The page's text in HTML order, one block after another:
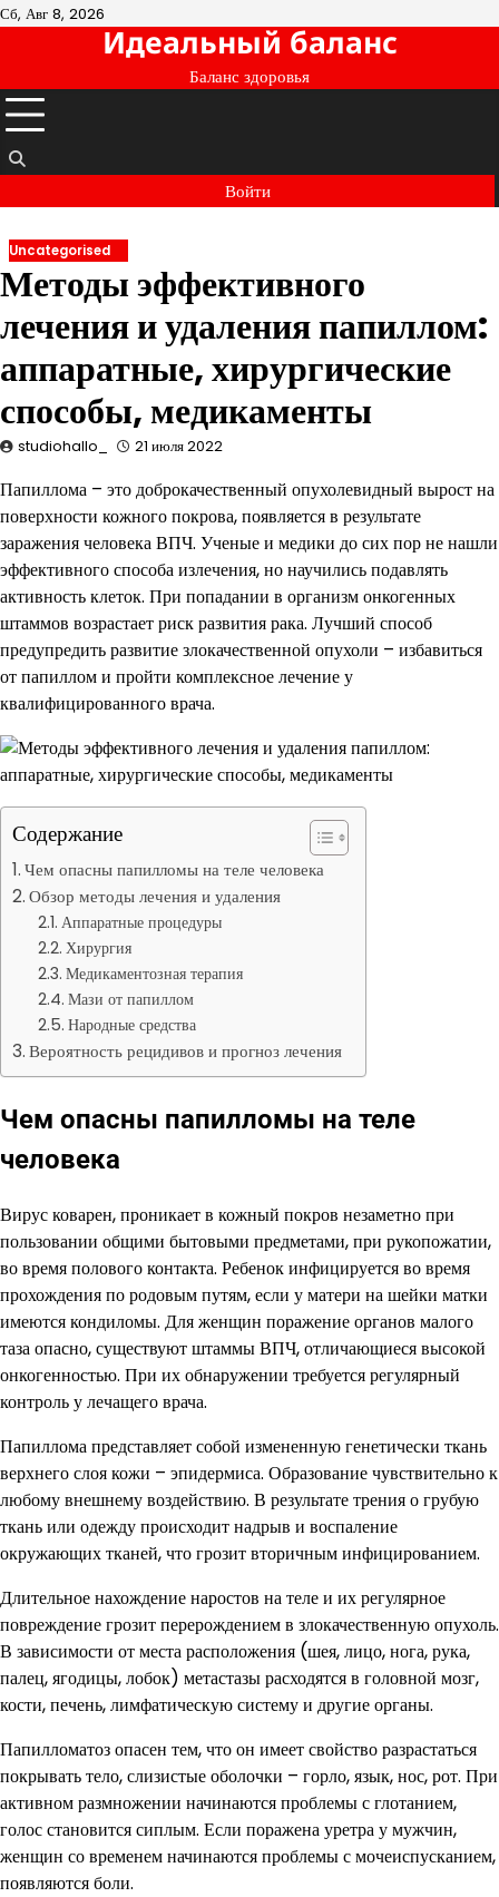
Перейти
Сб, Авг 8, 2026
Идеальный баланс
Баланс здоровья
Войти
Uncategorised
Методы эффективного
лечения и удаления папиллом:
аппаратные, хирургические
способы, медикаменты
studiohallo_ 21 июля 2022
Папиллома – это доброкачественный опухолевидный вырост на
поверхности кожного покрова, появляется в результате
заражения человека ВПЧ. Ученые и медики до сих пор не нашли
эффективного способа излечения, но научились подавлять
активность клеток. При попадании в организм онкогенных
штаммов возрастает риск развития рака. Лучший способ
предупредить развитие злокачественной опухоли – избавиться
от папиллом и пройти комплексное лечение у
квалифицированного врача.
Содержание
Чем опасны папилломы на теле человека
Обзор методы лечения и удаления
Аппаратные процедуры
Хирургия
Медикаментозная терапия
Мази от папиллом
Народные средства
Вероятность рецидивов и прогноз лечения
Чем опасны папилломы на теле
человека
Вирус коварен, проникает в кожный покров незаметно при
пользовании общими бытовыми предметами, при рукопожатии,
во время полового контакта. Ребенок инфицируется во время
прохождения по родовым путям, если у матери на шейки матки
имеются кондиломы. Для женщин поражение органов малого
таза опасно, существуют штаммы ВПЧ, отличающиеся высокой
онкогенностью. При их обнаружении требуется регулярный
контроль у лечащего врача.
Папиллома представляет собой измененную генетически ткань
верхнего слоя кожи – эпидермиса. Образование чувствительно к
любому внешнему воздействию. В результате трения о грубую
ткань или одежду происходит надрыв и воспаление
окружающих тканей, что грозит вторичным инфицированием.
Длительное нахождение наростов на теле и их регулярное
повреждение грозит перерождением в злокачественную опухоль.
В зависимости от места расположения (шея, лицо, нога, рука,
палец, ягодицы, лобок) метастазы расходятся в головной мозг,
кости, печень, лимфатическую систему и другие органы.
Папилломатоз опасен тем, что он имеет свойство разрастаться
покрывать тело, слизистые оболочки – горло, язык, нос, рот. При
активном размножении начинаются проблемы с глотанием,
голос становится сиплым. Если поражена уретра у мужчин,
женщин со временем начинаются проблемы с мочеиспусканием,
появляются боли.